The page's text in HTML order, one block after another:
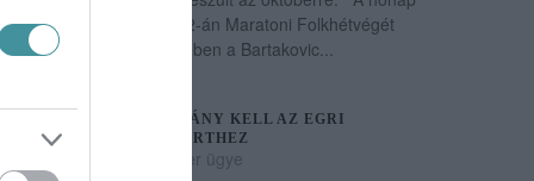
elején, október 1-jén és 2-án Maratoni Folkhétvégét
rendeznek. Ennek keretében a Bartakovic...
VÉDETTSÉGI IGAZOLVÁNY KELL AZ EGRI
GROOVEHOUSE KONCERTHEZ
Eger ügye